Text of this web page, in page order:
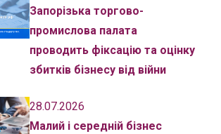
Запорізька торгово-
промислова палата
проводить фіксацію та оцінку
збитків бізнесу від війни
28.07.2026
Малий і середній бізнес